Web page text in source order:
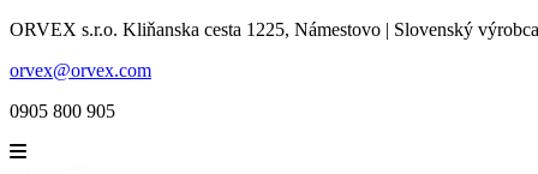
ORVEX s.r.o. Kliňanska cesta 1225, Námestovo | Slovenský
orvex@orvex.com
0905 800 905